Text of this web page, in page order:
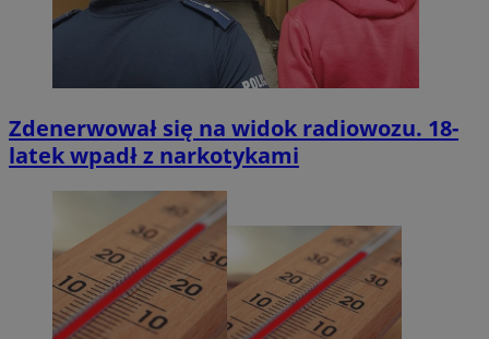
Zdenerwował się na widok radiowozu. 18-
latek wpadł z narkotykami